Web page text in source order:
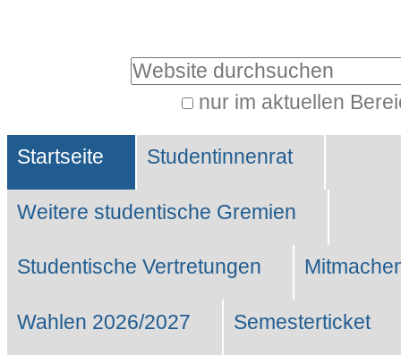
Website durchsuchen
nur im aktuellen
Suche…
Sektionen
Startseite Studentinnenrat
Weitere studentische Gremien
Studentische Vertretungen
Wahlen 2026/2027 Semesterticket